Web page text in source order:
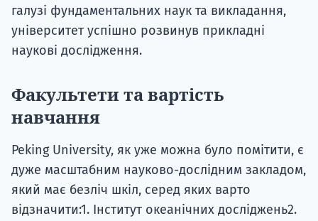
галузі фундаментальних наук та викладання,
університет успішно розвинув прикладні
наукові дослідження.
Факультети та вартість
навчання
Peking University, як уже можна було помітити, є
дуже масштабним науково-дослідним закладом,
який має безліч шкіл, серед яких варто
відзначити:1. Інститут океанічних досліджень2.